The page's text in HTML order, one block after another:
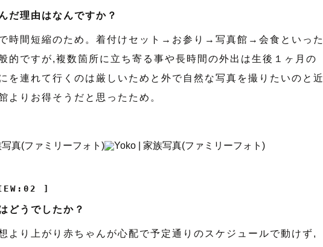
だ理由はなんですか？
時間短縮のため。着付けセット→お参り→写真館→会食といった
的ですが,複数箇所に立ち寄る事や長時間の外出は生後１ヶ月の
を連れて行くのは厳しいためと外で自然な写真を撮りたいのと近
よりお得そうだと思ったため。
]
どうでしたか？
より上がり赤ちゃんが心配で予定通りのスケジュールで動けず,